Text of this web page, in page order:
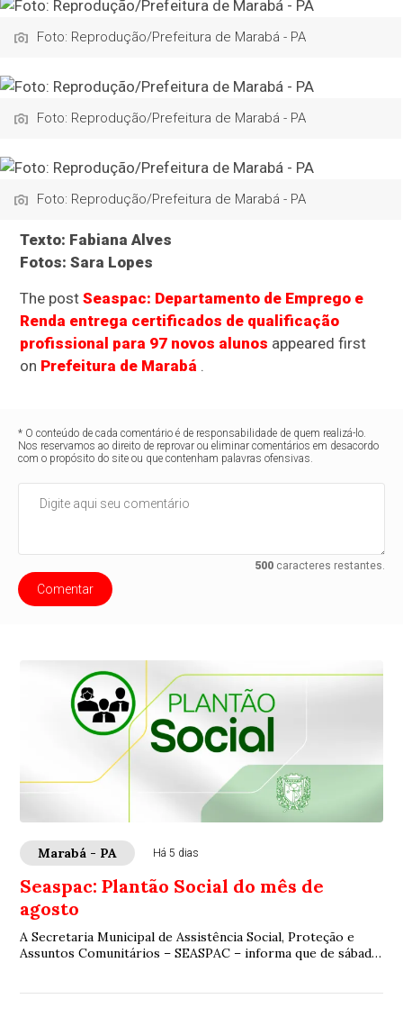
Foto: Reprodução/Prefeitura de Marabá - PA
Foto: Reprodução/Prefeitura de Marabá - PA
Foto: Reprodução/Prefeitura de Marabá - PA
Texto: Fabiana Alves
Fotos: Sara Lopes
The postSeaspac: Departamento de Emprego e
Renda entrega certificados de qualificação
profissional para 97 novos alunos appeared first
on Prefeitura de Marabá .
* O conteúdo de cada comentário é de responsabilidade de quem realizá-lo.
Nos reservamos ao direito de reprovar ou eliminar comentários em desacordo
com o propósito do site ou que contenham palavras ofensivas.
500caracteres restantes.
Comentar
Marabá - PA Há 5 dias
Seaspac: Plantão Social do mês de
agosto
A Secretaria Municipal de Assistência Social, Proteção e
Assuntos Comunitários – SEASPAC – informa que de sábado